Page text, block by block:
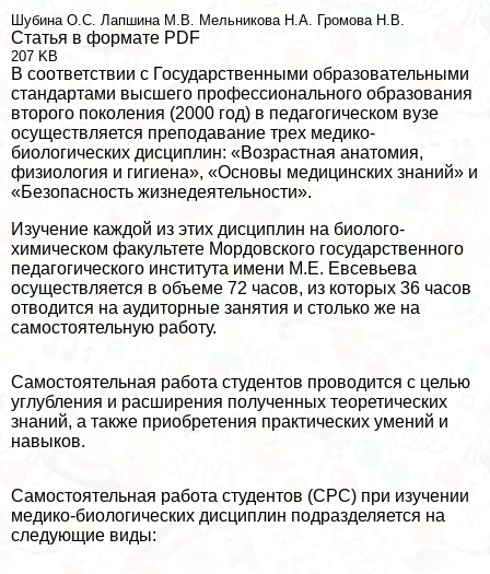
Шубина О.С. Лапшина М.В. Мельникова Н.А. Громова Н.В.
Статья в формате PDF
207 KB
В соответствии с Государственными образовательными
стандартами высшего профессионального образования
второго поколения (2000 год) в педагогическом вузе
осуществляется преподавание трех медико-
биологических дисциплин: «Возрастная анатомия,
физиология и гигиена», «Основы медицинских знаний» и
«Безопасность жизнедеятельности».
Изучение каждой из этих дисциплин на биолого-
химическом факультете Мордовского государственного
педагогического института имени М.Е. Евсевьева
осуществляется в объеме 72 часов, из которых 36 часов
отводится на аудиторные занятия и столько же на
самостоятельную работу.
Самостоятельная работа студентов проводится с целью
углубления и расширения полученных теоретических
знаний, а также приобретения пpaктических умений и
навыков.
Самостоятельная работа студентов (СРС) при изучении
медико-биологических дисциплин подразделяется на
следующие виды: